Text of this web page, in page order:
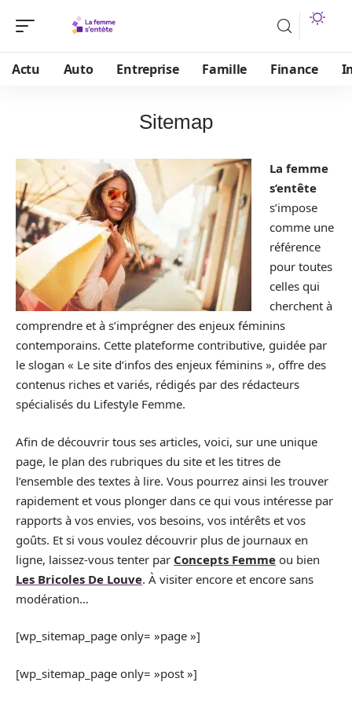
Actu Auto Entreprise Famille Finance
Sitemap
La femme
s’entête
s’impose
comme une
référence
pour toutes
celles qui
cherchent à
comprendre et à s’imprégner des enjeux féminins
contemporains. Cette plateforme contributive, guidée par
le slogan « Le site d’infos des enjeux féminins », offre des
contenus riches et variés, rédigés par des rédacteurs
spécialisés du Lifestyle Femme.
Afin de découvrir tous ses articles, voici, sur une unique
page, le plan des rubriques du site et les titres de
l’ensemble des textes à lire. Vous pourrez ainsi les trouver
rapidement et vous plonger dans ce qui vous intéresse par
rapports à vos envies, vos besoins, vos intérêts et vos
goûts. Et si vous voulez découvrir plus de journaux en
ligne, laissez-vous tenter par Concepts Femme ou bien
Les Bricoles De Louve. À visiter encore et encore sans
modération…
[wp_sitemap_page only= »page »]
[wp_sitemap_page only= »post »]